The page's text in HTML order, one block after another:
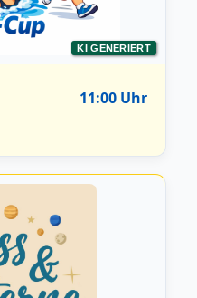
KI GENERIERT
11:00 Uhr